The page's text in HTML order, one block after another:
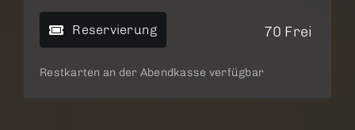
Reservierung 70 Frei
Restkarten an der Abendkasse verfügbar